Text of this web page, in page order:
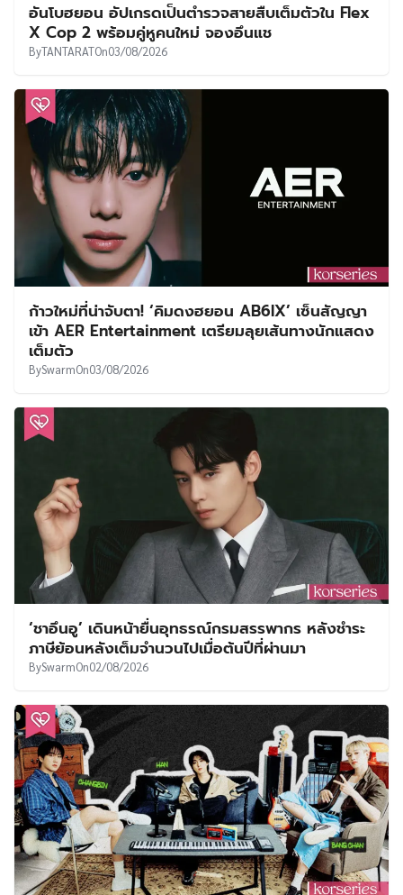
อันโบฮยอน อัปเกรดเป็นตำรวจสายสืบเต็มตัวใน Flex
X Cop 2 พร้อมคู่หูคนใหม่ จองอึนแช
ByTANTARATOn03/08/2026
ก้าวใหม่ที่น่าจับตา! ‘คิมดงฮยอน AB6IX’ เซ็นสัญญา
เข้า AER Entertainment เตรียมลุยเส้นทางนักแสดง
เต็มตัว
BySwarmOn03/08/2026
‘ชาอึนอู’ เดินหน้ายื่นอุทธรณ์กรมสรรพากร หลังชำระ
ภาษีย้อนหลังเต็มจำนวนไปเมื่อต้นปีที่ผ่านมา
BySwarmOn02/08/2026